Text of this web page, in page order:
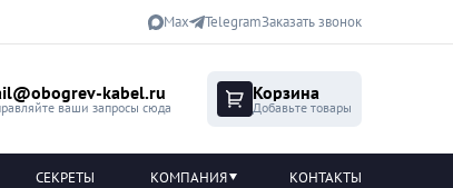
Max TelegramЗаказать звонок
kabel.ru
ваши запросы сюда
Корзина
Добавьте товары
СЕКРЕТЫ КОМПАНИЯ КОНТАКТЫ